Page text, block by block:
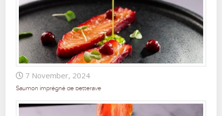
7 November, 2024
Saumon imprégné de betterave